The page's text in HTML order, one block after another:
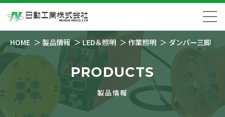
HOME 製品情報 LED＆照明 作業照明 ダンパー三脚
PRODUCTS
製品情報